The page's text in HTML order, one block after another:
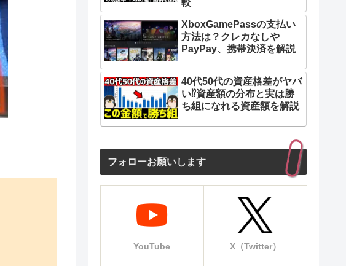
XboxGamePassの支払い
方法は？クレカなしや
PayPay、携帯決済を解説
40代50代の資産格差がヤバ
い⁉︎資産額の分布と実は勝
ち組になれる資産額を解説
フォローお願いします
YouTube X（Twitter）